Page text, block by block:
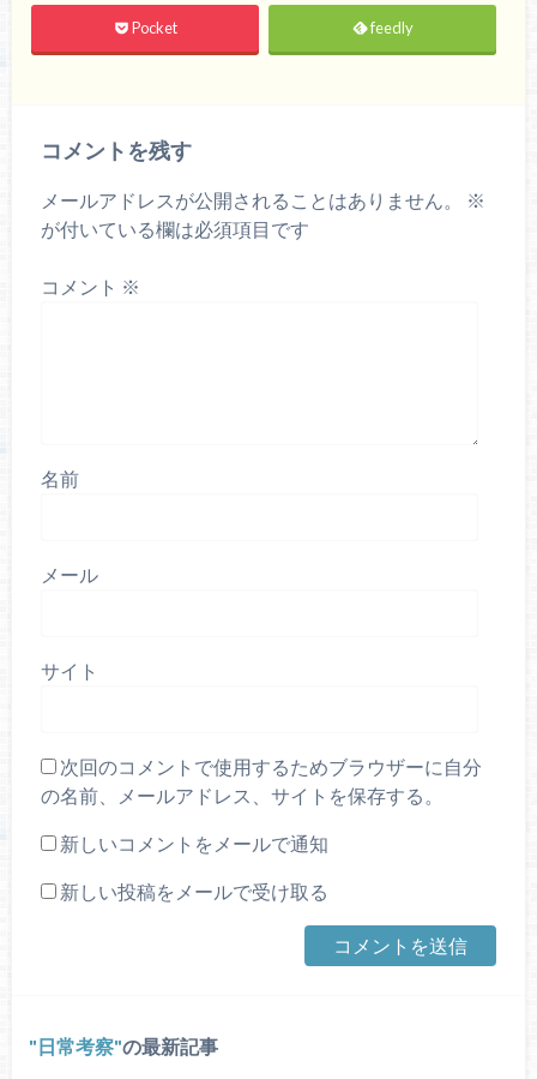
Pocket feedly
コメントを残す
メールアドレスが公開されることはありません。
※
が付いている欄は必須項目です
コメント ※
名前
メール
サイト
次回のコメントで使用するためブラウザーに自分
の名前、メールアドレス、サイトを保存する。
新しいコメントをメールで通知
新しい投稿をメールで受け取る
日常考察 の最新記事